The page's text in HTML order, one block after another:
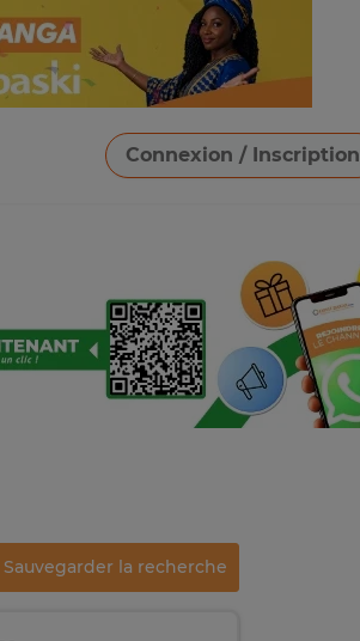
Connexion / Inscription
Télécharger une image
Sauvegarder la recherche